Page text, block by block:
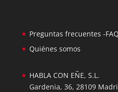
Preguntas frecuentes -
Quiénes somos
HABLA CON EÑE, S.L.
Gardenia, 36, 28109